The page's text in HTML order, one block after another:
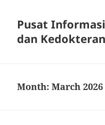
Pusat
dan Kedokteran
Month:March 2026